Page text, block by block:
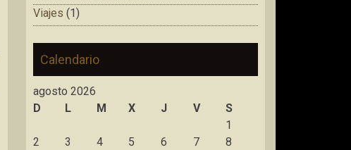
Viajes (1)
Calendario
agosto 2026
D
L M X J V
S
1
2
3 4 5 6 7
8